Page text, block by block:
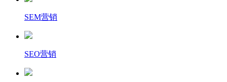
SEM营销
SEO营销